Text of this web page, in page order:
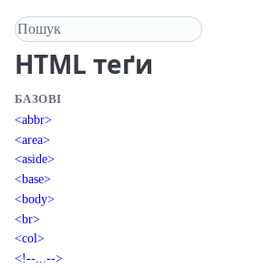
Пошук у довіднику
HTML теґи
БАЗОВІ
<abbr>
<area>
<aside>
<base>
<body>
<br>
<col>
<!--...-->